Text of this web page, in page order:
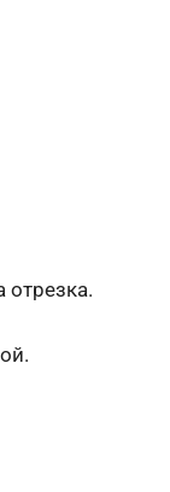
отрезка.